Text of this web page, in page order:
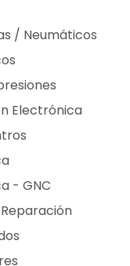
/ Neumáticos
Electrónica
- GNC